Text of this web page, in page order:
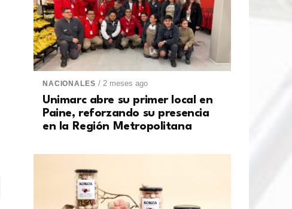
NACIONALES / 2 meses ago
Unimarc abre su primer local en
Paine, reforzando su presencia
en la Región Metropolitana